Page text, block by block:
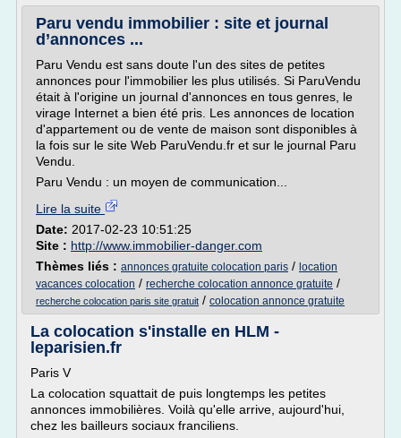
Paru vendu immobilier : site et journal
d’annonces ...
Paru Vendu est sans doute l'un des sites de petites
annonces pour l'immobilier les plus utilisés. Si ParuVendu
était à l'origine un journal d'annonces en tous genres, le
virage Internet a bien été pris. Les annonces de location
d'appartement ou de vente de maison sont disponibles à
la fois sur le site Web ParuVendu.fr et sur le journal Paru
Vendu.
Paru Vendu : un moyen de communication...
Lire la suite
Date: 2017-02-23 10:51:25
Site : http://www.immobilier-danger.com
Thèmes liés : annonces gratuite colocation paris / location
vacances colocation / recherche colocation annonce gratuite /
recherche colocation paris site gratuit / colocation annonce gratuite
La colocation s'installe en HLM -
leparisien.fr
Paris V
La colocation squattait de puis longtemps les petites
annonces immobilières. Voilà qu'elle arrive, aujourd'hui,
chez les bailleurs sociaux franciliens.